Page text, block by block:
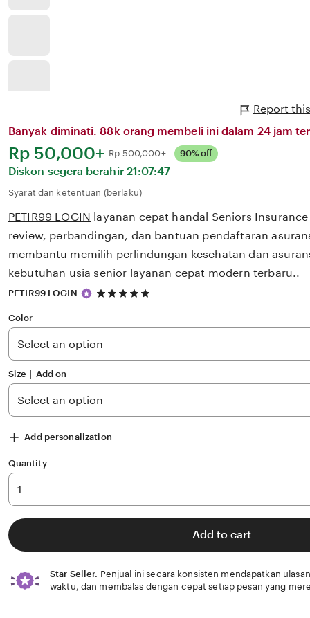
Report
Banyak diminati. 88k orang membeli ini dalam 24 jam
Harga:
Rp 50,000+ Normal:
Rp 500,000+ 90% off
Diskon segera berahir 21:07:47
Syarat dan ketentuan (berlaku)
PETIR99 LOGIN layanan cepat handal Seniors
review, perbandingan, dan bantuan pendaftaran
membantu memilih perlindungan kesehatan dan
kebutuhan usia senior layanan cepat modern terbaru..
PETIR99 LOGIN
5
5
stars
Color
Size ∣ Add on
Add personalization
Quantity
Add to cart
Star Seller. Penjual ini secara konsisten mendapatkan
waktu, dan membalas dengan cepat setiap pesan yang